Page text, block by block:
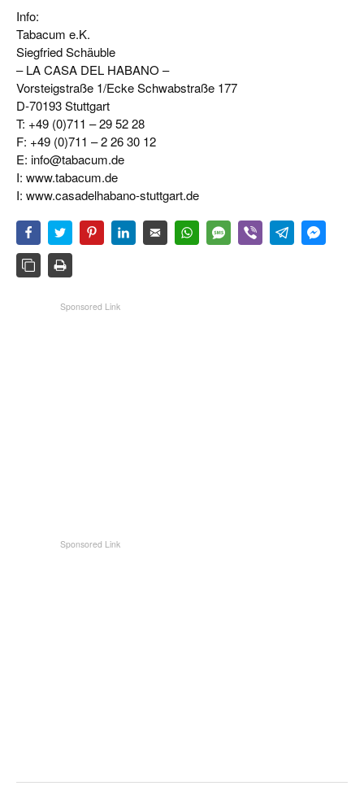
Info:
Tabacum e.K.
Siegfried Schäuble
– LA CASA DEL HABANO –
Vorsteigstraße 1/Ecke Schwabstraße 177
D-70193 Stuttgart
T: +49 (0)711 – 29 52 28
F: +49 (0)711 – 2 26 30 12
E: info@tabacum.de
I: www.tabacum.de
I: www.casadelhabano-stuttgart.de